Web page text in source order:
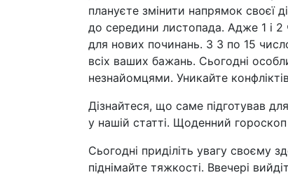
плануєте змінити напрямок своєї
до середини листопада. Адже 1 і
для нових починань. З 3 по 15
всіх ваших бажань. Сьогодні
незнайомцями. Уникайте
Дізнайтеся, що саме підготував
у нашій статті. Щоденний гороскоп
Сьогодні приділіть увагу своєму
піднімайте тяжкості. Ввечері